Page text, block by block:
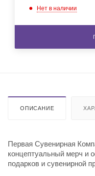
Нет в наличии
ОПИСАНИЕ
Первая Сувенирная
концептуальный мерч и
подарков и сувенирной